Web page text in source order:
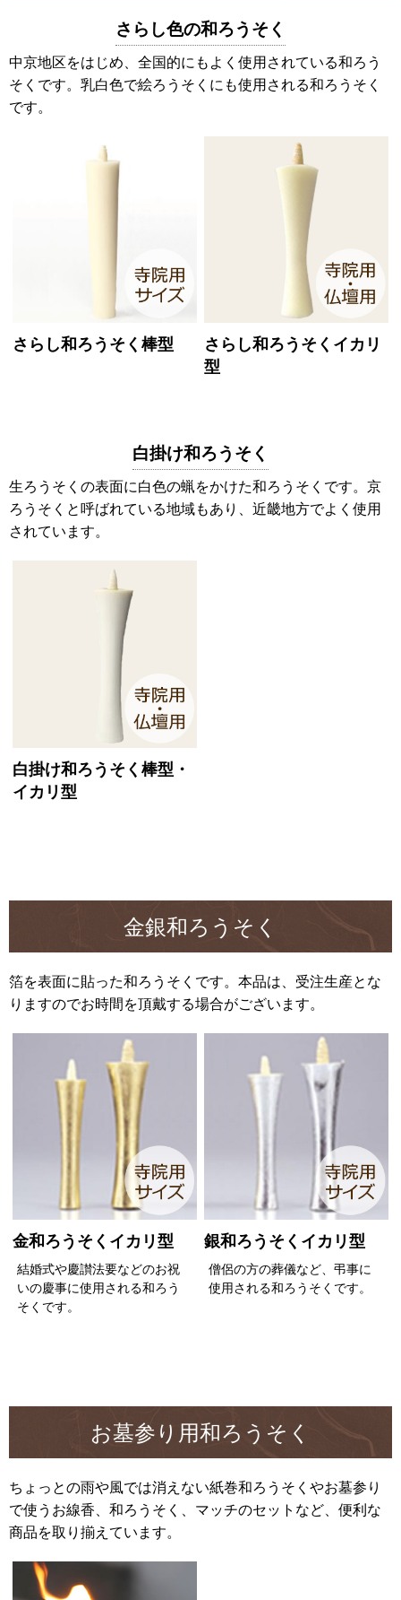
さらし色の和ろうそく
中京地区をはじめ、全国的にもよく使用されている和ろう
そくです。乳白色で絵ろうそくにも使用される和ろうそく
です。
さらし和ろうそく棒型
さらし和ろうそくイカリ
型
白掛け和ろうそく
生ろうそくの表面に白色の蝋をかけた和ろうそくです。京
ろうそくと呼ばれている地域もあり、近畿地方でよく使用
されています。
白掛け和ろうそく棒型・
イカリ型
金銀和ろうそく
箔を表面に貼った和ろうそくです。本品は、受注生産とな
りますのでお時間を頂戴する場合がございます。
金和ろうそくイカリ型
結婚式や慶讃法要などのお祝
いの慶事に使用される和ろう
そくです。
銀和ろうそくイカリ型
僧侶の方の葬儀など、弔事に
使用される和ろうそくです。
お墓参り用和ろうそく
ちょっとの雨や風では消えない紙巻和ろうそくやお墓参り
で使うお線香、和ろうそく、マッチのセットなど、便利な
商品を取り揃えています。